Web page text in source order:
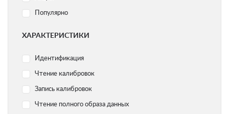
Acura
Chery
Yamaha
Chevrolet
Citroen
Популярно
ХАРАКТЕРИСТИКИ
Идентификация
Чтение калибровок
Запись калибровок
Чтение полного образа данных